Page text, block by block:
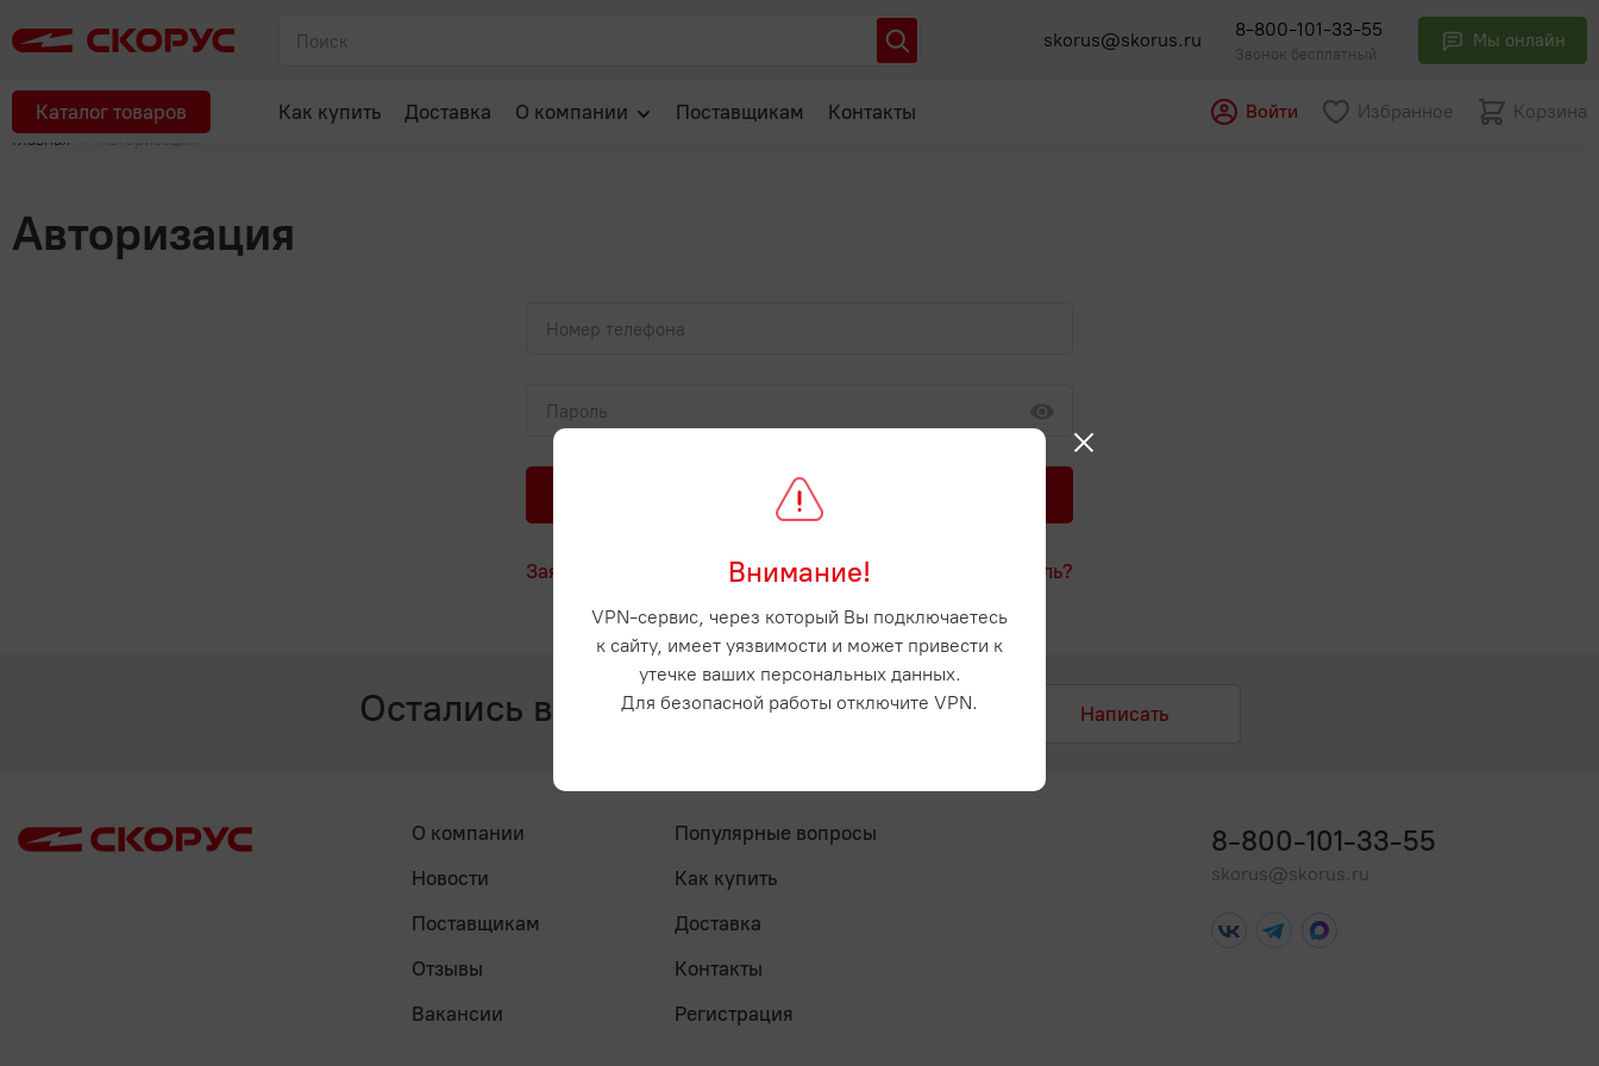
skorus@skorus.ru 8-800-101-33-55
Звонок бесплатный
Мы онлайн
Каталог товаров Как купить Доставка О компании Поставщикам Контакты Войти Избранное Корзина
Главная Авторизация
Авторизация
Войти
Заявка на регистрацию Забыли пароль?
Остались вопросы? Напишите нам Написать
О компании
Новости
Поставщикам
Отзывы
Вакансии
Популярные вопросы
Как купить
Доставка
Контакты
Регистрация
8-800-101-33-55
skorus@skorus.ru
Внимание!
VPN-сервис, через который Вы подключаетесь
к сайту, имеет уязвимости и может привести к
утечке ваших персональных данных.
Для безопасной работы отключите VPN.